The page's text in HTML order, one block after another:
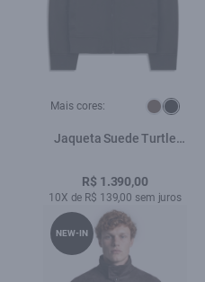
Mais cores:
Jaqueta Suede Turtle
R$ 1.390,00
10X de R$ 139,00 sem juros
NEW-IN